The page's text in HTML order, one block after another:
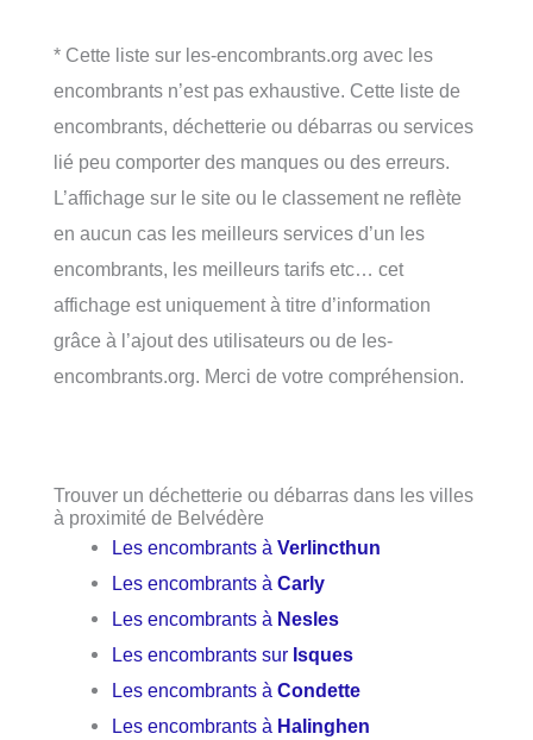
* Cette liste sur les-encombrants.org avec les
encombrants n’est pas exhaustive. Cette liste de
encombrants, déchetterie ou débarras ou services
lié peu comporter des manques ou des erreurs.
L’affichage sur le site ou le classement ne reflète
en aucun cas les meilleurs services d’un les
encombrants, les meilleurs tarifs etc… cet
affichage est uniquement à titre d’information
grâce à l’ajout des utilisateurs ou de les-
encombrants.org. Merci de votre compréhension.
Trouver un déchetterie ou débarras dans les villes
à proximité de Belvédère
Les encombrants àVerlincthun
Les encombrants àCarly
Les encombrants à Nesles
Les encombrants sur Isques
Les encombrants àCondette
Les encombrants à Halinghen